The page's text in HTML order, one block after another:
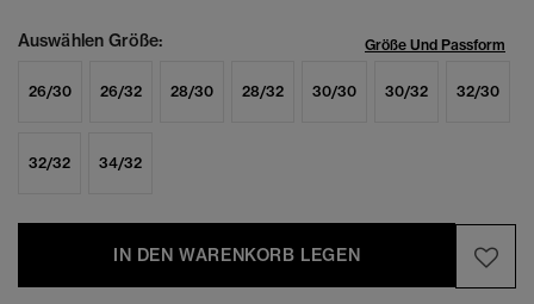
Auswählen Größe: Größe Und Passform
26/30 26/32 28/30 28/32 30/30 30/32 32/30
32/32 34/32
IN DEN WARENKORB LEGEN